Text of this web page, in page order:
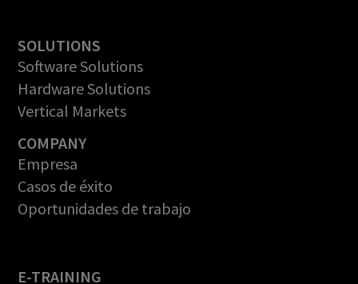
SOLUTIONS
Software Solutions
Hardware Solutions
Vertical Markets
COMPANY
Empresa
Casos de éxito
Oportunidades de trabajo
E-TRAINING